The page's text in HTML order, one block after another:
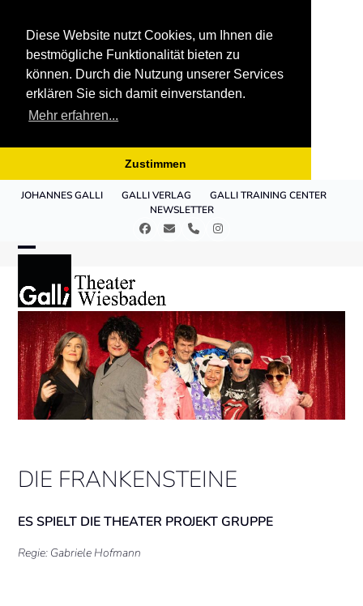
Diese Website nutzt Cookies, um Ihnen die
bestmögliche Funktionalität bieten zu
können. Durch die Nutzung unserer Services
erklären Sie sich damit einverstanden.
Mehr erfahren...
Zustimmen
JOHANNES GALLI GALLI VERLAG
GALLI TRAINING CENTER
NEWSLETTER
Facebook
E- TelefonInstagram
mobile
menu
mobile
menu
DIE FRANKENSTEINE
ES SPIELT DIE THEATER PROJEKT GRUPPE
Regie: Gabriele Hofmann